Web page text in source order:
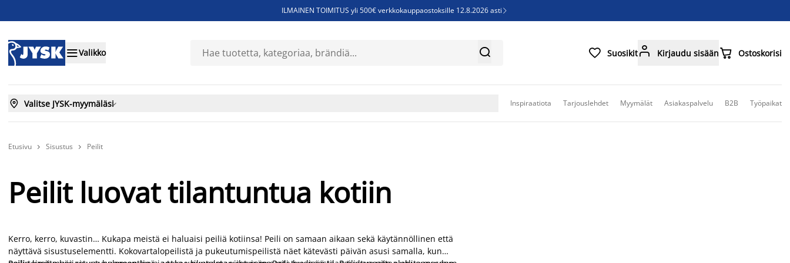
ILMAINEN TOIMITUS yli 500€ verkkokauppaostoksille 12.8.2026 asti 
Sijauspatjoja - Säästä jopa 60%
Valikko   Suosikit Kirjaudu sisään Ostoskorisi
 Valitse JYSK-myymäläsi Inspiraatiota Tarjouslehdet Myymälät Asiakaspalvelu B2B Työpaikat
Etusivu  Sisustus  Peilit
Peilit luovat tilantuntua kotiin
Kerro, kerro, kuvastin… Kukapa meistä ei haluaisi peiliä kotiinsa! Peili on samaan aikaan sekä käytännöllinen että
näyttävä sisustuselementti. Kokovartalopeilistä ja pukeutumispeilistä näet kätevästi päivän asusi samalla, kun